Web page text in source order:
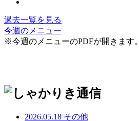
過去一覧を見る
今週のメニュー
※今週のメニューのPDFが開きます。
2026.05.18 その他